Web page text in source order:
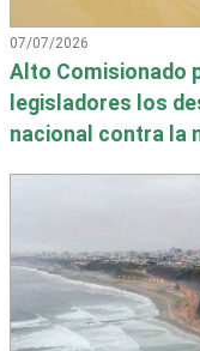
07/07/2026
Alto Comisionado
legisladores los
nacional contra la